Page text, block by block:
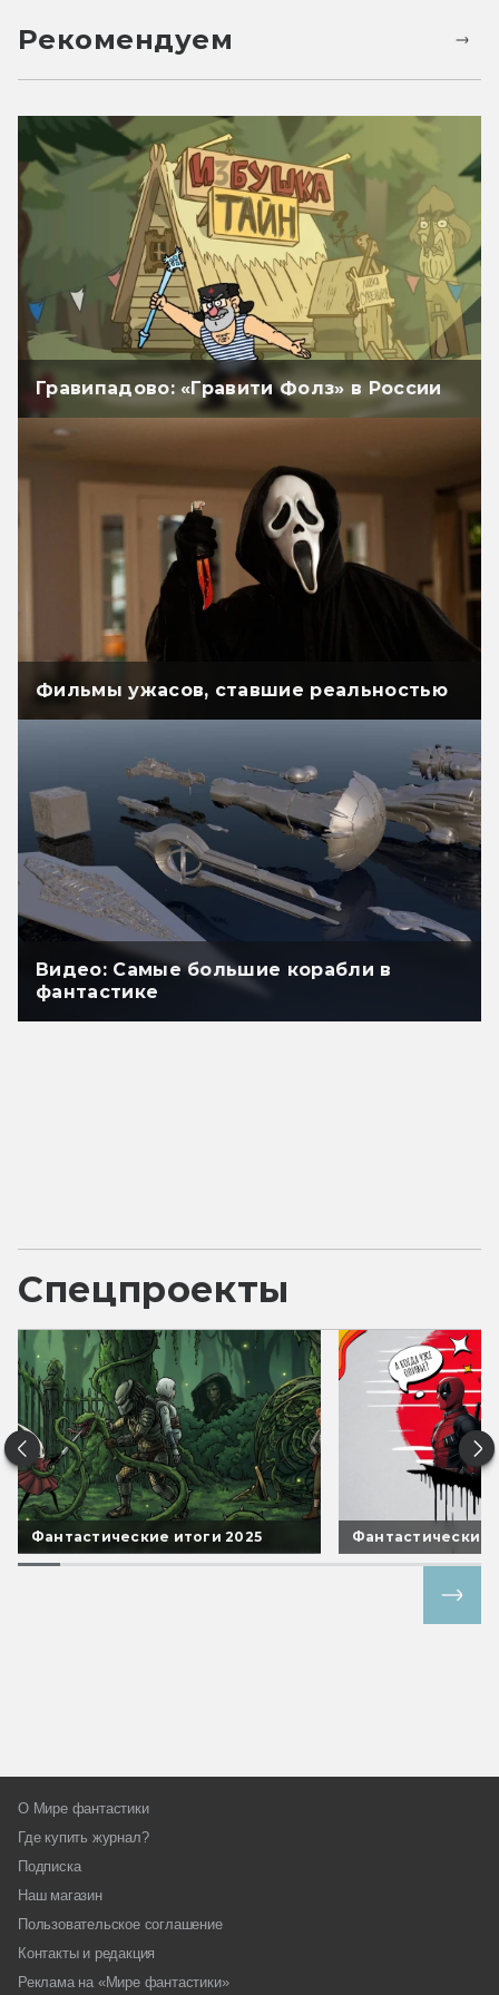
Рекомендуем
Гравипадово: «Гравити Фолз» в России
Фильмы ужасов, ставшие реальностью
Видео: Самые большие корабли в
фантастике
Спецпроекты
Фантастические итоги 2025 Фантастические
О Мире фантастики
Где купить журнал?
Подписка
Наш магазин
Пользовательское соглашение
Контакты и редакция
Реклама на «Мире фантастики»